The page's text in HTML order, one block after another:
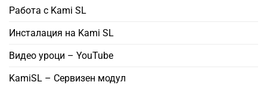
Работа с Kami SL
Инсталация на Kami SL
Видео уроци – YouTube
KamiSL – Сервизен модул